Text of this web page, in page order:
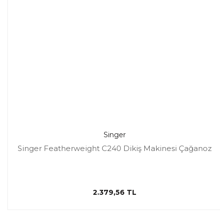
Singer
Singer Featherweight C240 Dikiş Makinesi Çağanoz
2.379,56 TL